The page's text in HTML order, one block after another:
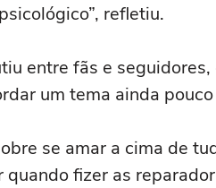
refletiu.
entre fãs e
um tema ainda
se amar a cima de
quando fizer as